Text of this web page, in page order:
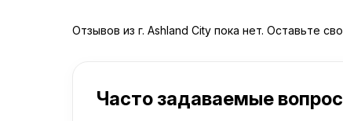
Отзывов из г. Ashland City пока нет. Оставьте
Часто задаваемые